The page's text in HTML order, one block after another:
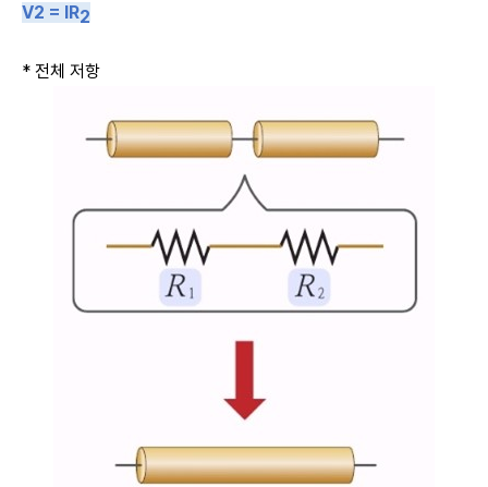
V2 = IR2
* 전체 저항